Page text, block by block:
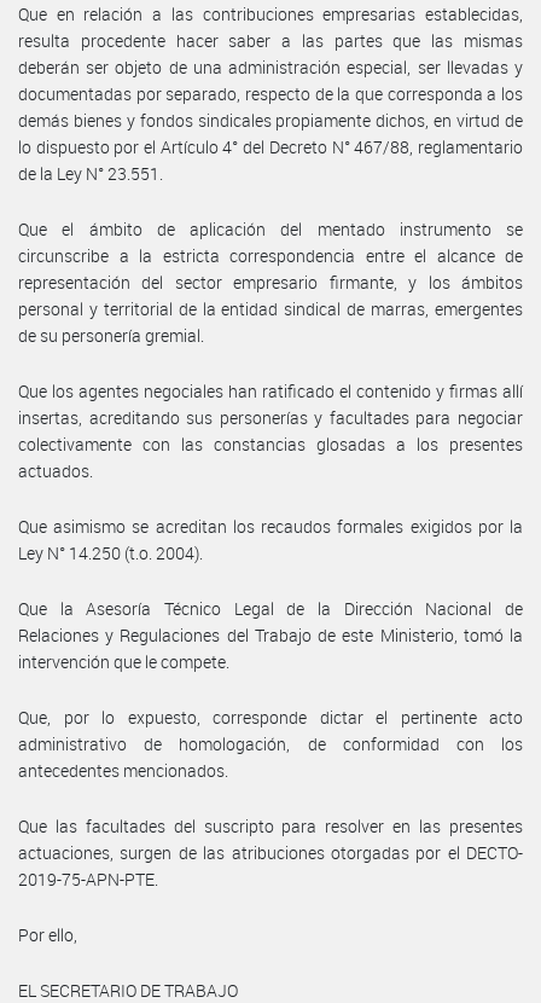
Que en relación a las contribuciones empresarias establecidas,
resulta procedente hacer saber a las partes que las mismas
deberán ser objeto de una administración especial, ser llevadas y
documentadas por separado, respecto de la que corresponda a los
demás bienes y fondos sindicales propiamente dichos, en virtud de
lo dispuesto por el Artículo 4° del Decreto N° 467/88, reglamentario
de la Ley N° 23.551.
Que el ámbito de aplicación del mentado instrumento se
circunscribe a la estricta correspondencia entre el alcance de
representación del sector empresario firmante, y los ámbitos
personal y territorial de la entidad sindical de marras, emergentes
de su personería gremial.
Que los agentes negociales han ratificado el contenido y firmas allí
insertas, acreditando sus personerías y facultades para negociar
colectivamente con las constancias glosadas a los presentes
actuados.
Que asimismo se acreditan los recaudos formales exigidos por la
Ley N° 14.250 (t.o. 2004).
Que la Asesoría Técnico Legal de la Dirección Nacional de
Relaciones y Regulaciones del Trabajo de este Ministerio, tomó la
intervención que le compete.
Que, por lo expuesto, corresponde dictar el pertinente acto
administrativo de homologación, de conformidad con los
antecedentes mencionados.
Que las facultades del suscripto para resolver en las presentes
actuaciones, surgen de las atribuciones otorgadas por el DECTO-
2019-75-APN-PTE.
Por ello,
EL SECRETARIO DE TRABAJO